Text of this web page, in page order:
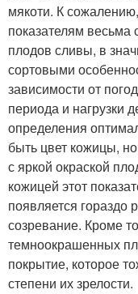
мякоти. К
показателям
плодов сливы, в
сортовыми
зависимости от
периода и нагрузки
определения
быть цвет кожицы,
с яркой окраской
кожицей этот
появляется гораздо
созревание. Кроме
темноокрашенных
покрытие, которое
степени их зрелости.